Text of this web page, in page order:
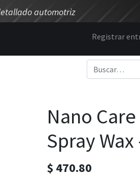
automotriz
Registrar
Nano
Spray Wax
$ 470.80